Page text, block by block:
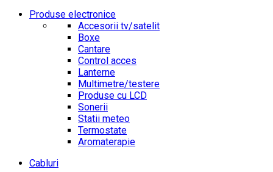
Produse electronice
Accesorii tv/satelit
Boxe
Cantare
Control acces
Lanterne
Multimetre/testere
Produse cu LCD
Sonerii
Statii meteo
Termostate
Aromaterapie
Cabluri